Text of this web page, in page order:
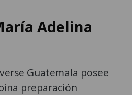
Adelina
Guatemala posee
preparación